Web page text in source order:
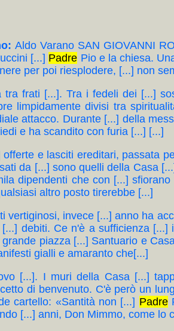
Aldo Varano SAN GIOVANNI
[...] Padre Pio e la chiesa.
per poi riesplodere, [...] non
tra frati [...]. Tra i fedeli dei [...]
limpidamente divisi tra
attacco. Durante [...] della
e ha scandito con furia [...] [...]
offerte e lasciti ereditari, passata
da [...] sono quelli della Casa
dipendenti che con [...]
altro posto tirerebbe [...]
vertiginosi, invece [...] anno ha
[...] debiti. Ce n'è a sufficienza
grande piazza [...] Santuario e
gialli e amaranto che[...]
[...]. I muri della Casa [...]
di benvenuto. C'è però un
cartello: «Santità non [...] Padre
[...] anni, Don Mimmo, come lo